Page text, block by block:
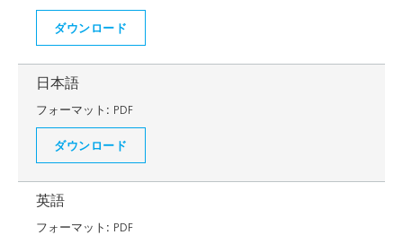
ダウンロード
日本語
フォーマット: PDF
ダウンロード
英語
フォーマット: PDF